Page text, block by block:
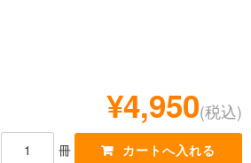
¥4,950(税込)
冊